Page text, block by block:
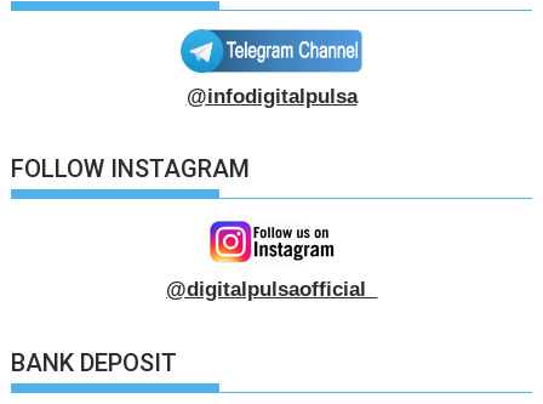
@infodigitalpulsa
FOLLOW INSTAGRAM
@digitalpulsaofficial_
BANK DEPOSIT